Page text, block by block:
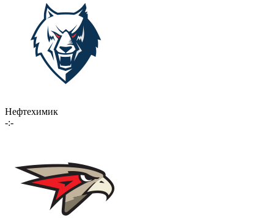
Нефтехимик
-:-